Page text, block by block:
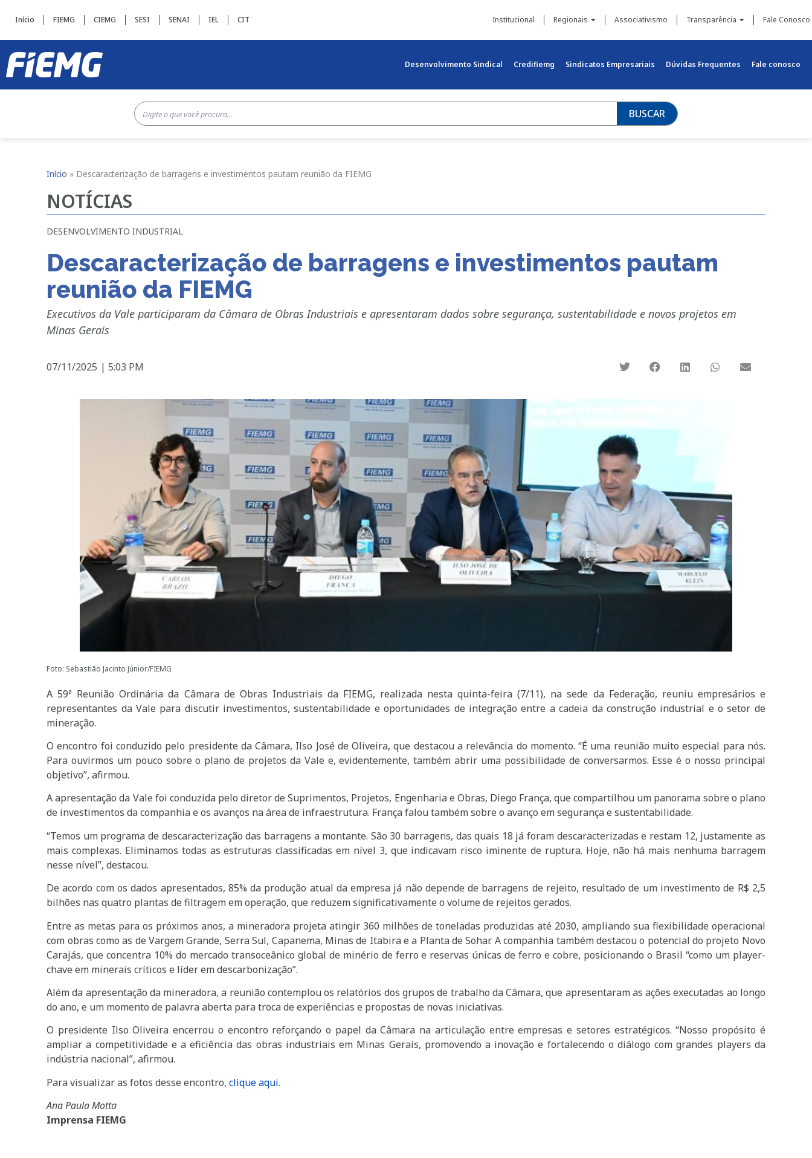
Início FIEMG CIEMG SESI SENAI IEL CIT Institucional Regionais Associativismo Transparência Fale Conosco
Desenvolvimento Sindical Credifiemg Sindicatos Empresariais Dúvidas Frequentes Fale conosco
BUSCAR
Início » Descaracterização de barragens e investimentos pautam reunião da FIEMG
NOTÍCIAS
DESENVOLVIMENTO INDUSTRIAL
Descaracterização de barragens e investimentos pautam
reunião da FIEMG
Executivos da Vale participaram da Câmara de Obras Industriais e apresentaram dados sobre segurança, sustentabilidade e novos projetos em
Minas Gerais
07/11/2025 | 5:03 PM
Foto: Sebastião Jacinto Júnior/FIEMG
A 59ª Reunião Ordinária da Câmara de Obras Industriais da FIEMG, realizada nesta quinta-feira (7/11), na sede da Federação, reuniu empresários e
representantes da Vale para discutir investimentos, sustentabilidade e oportunidades de integração entre a cadeia da construção industrial e o setor de
mineração.
O encontro foi conduzido pelo presidente da Câmara, Ilso José de Oliveira, que destacou a relevância do momento. “É uma reunião muito especial para nós.
Para ouvirmos um pouco sobre o plano de projetos da Vale e, evidentemente, também abrir uma possibilidade de conversarmos. Esse é o nosso principal
objetivo”, afirmou.
A apresentação da Vale foi conduzida pelo diretor de Suprimentos, Projetos, Engenharia e Obras, Diego França, que compartilhou um panorama sobre o plano
de investimentos da companhia e os avanços na área de infraestrutura. França falou também sobre o avanço em segurança e sustentabilidade.
“Temos um programa de descaracterização das barragens a montante. São 30 barragens, das quais 18 já foram descaracterizadas e restam 12, justamente as
mais complexas. Eliminamos todas as estruturas classificadas em nível 3, que indicavam risco iminente de ruptura. Hoje, não há mais nenhuma barragem
nesse nível”, destacou.
De acordo com os dados apresentados, 85% da produção atual da empresa já não depende de barragens de rejeito, resultado de um investimento de R$ 2,5
bilhões nas quatro plantas de filtragem em operação, que reduzem significativamente o volume de rejeitos gerados.
Entre as metas para os próximos anos, a mineradora projeta atingir 360 milhões de toneladas produzidas até 2030, ampliando sua flexibilidade operacional
com obras como as de Vargem Grande, Serra Sul, Capanema, Minas de Itabira e a Planta de Sohar. A companhia também destacou o potencial do projeto Novo
Carajás, que concentra 10% do mercado transoceânico global de minério de ferro e reservas únicas de ferro e cobre, posicionando o Brasil “como um player-
chave em minerais críticos e líder em descarbonização”.
Além da apresentação da mineradora, a reunião contemplou os relatórios dos grupos de trabalho da Câmara, que apresentaram as ações executadas ao longo
do ano, e um momento de palavra aberta para troca de experiências e propostas de novas iniciativas.
O presidente Ilso Oliveira encerrou o encontro reforçando o papel da Câmara na articulação entre empresas e setores estratégicos. “Nosso propósito é
ampliar a competitividade e a eficiência das obras industriais em Minas Gerais, promovendo a inovação e fortalecendo o diálogo com grandes players da
indústria nacional”, afirmou.
Para visualizar as fotos desse encontro,clique aqui.
Ana Paula Motta
Imprensa FIEMG